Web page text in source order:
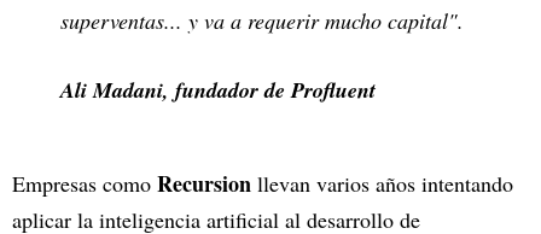
superventas... y va a requerir mucho capital".
Ali Madani, fundador de Profluent
Empresas como Recursion llevan varios años intentando
aplicar la inteligencia artificial al desarrollo de